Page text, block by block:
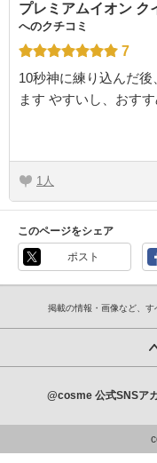
プレミアムイオン ク
へのクチコミ
7
10秒神に練り込んだ
ます やすいし、おすす
1
このページをシェア
ポスト
掲載の情報・画像など、す
@cosme 公式SNSア